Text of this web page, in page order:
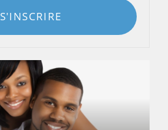
S'INSCRIRE